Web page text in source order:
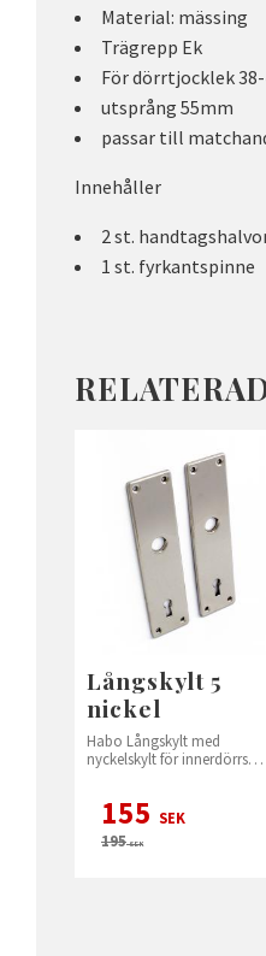
Material: mässing
Trägrepp Ek
För dörrtjocklek
utsprång 55mm
passar till
Innehåller
2 st.
1 st. fyrkantspinne
Långskylt 5
nickel
Habo Långskylt med
nyckelskylt för innerdörrs
155 SEK
195SEK